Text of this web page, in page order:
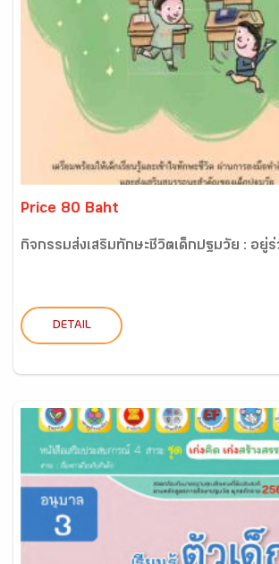
Price 80 Baht
กิจกรรมส่งเสริมทักษะชีวิตเด็กปฐมวัย : อยู่ร่
DETAIL